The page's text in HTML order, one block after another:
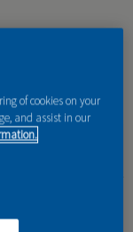
of cookies on your
and assist in our